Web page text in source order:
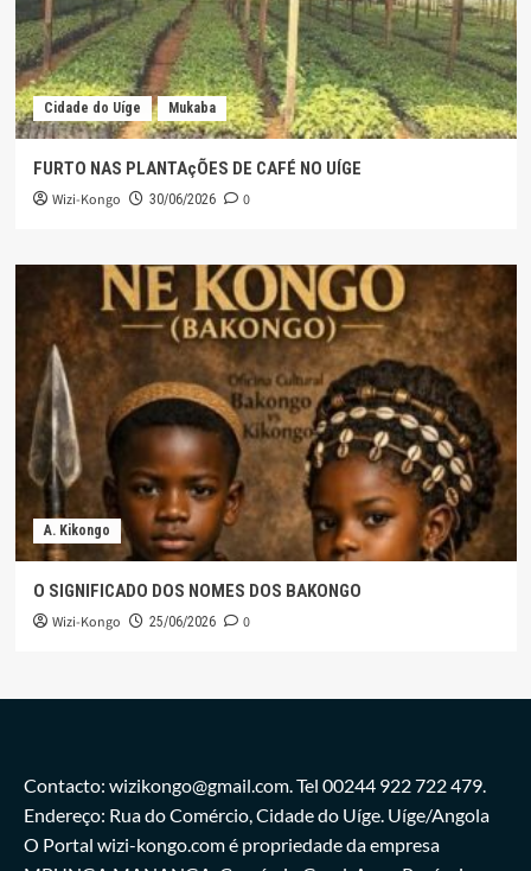
Cidade do Uíge Mukaba
FURTO NAS PLANTAçÕES DE CAFÉ NO UÍGE
Wizi-Kongo 30/06/2026 0
A. Kikongo
O SIGNIFICADO DOS NOMES DOS BAKONGO
Wizi-Kongo 25/06/2026 0
Contacto: wizikongo@gmail.com. Tel 00244 922 722 479.
Endereço: Rua do Comércio, Cidade do Uíge. Uíge/Angola
O Portal wizi-kongo.com é propriedade da empresa